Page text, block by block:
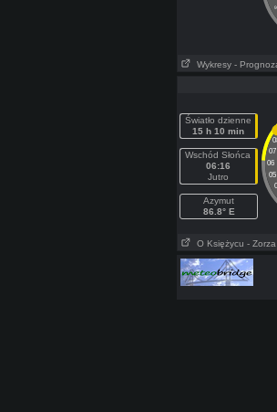
Wykresy -
Światło dzienne
15 h 10 min
Wschód Słońca
06:16
Jutro
Azymut
86.8° E
07
06
05
O Księżycu - Zorza